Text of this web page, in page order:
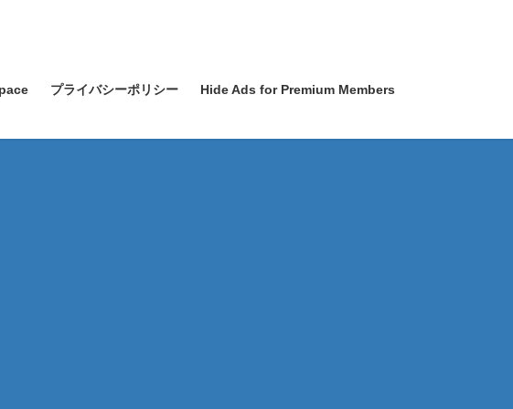
プライバシーポリシー Hide Ads for Premium Members